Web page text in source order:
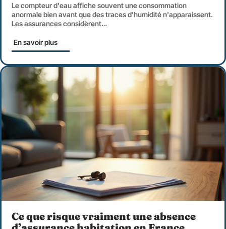
Le compteur d'eau affiche souvent une consommation
anormale bien avant que des traces d'humidité n'apparaissent.
Les assurances considèrent…
En savoir plus
Ce que risque vraiment une absence